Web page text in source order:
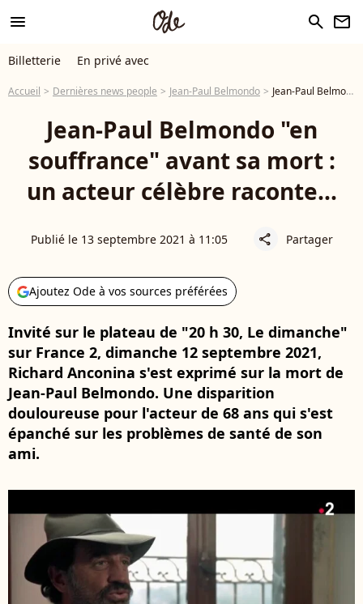
menu search newsletter
Billetterie En privé avec
Accueil Dernières news people Jean-Paul Belmondo Jean-Paul Belmondo "en souffrance" avant sa mort : un acteur célèbre raconte...
Jean-Paul Belmondo "en
souffrance" avant sa mort :
un acteur célèbre raconte...
Publié le 13 septembre 2021 à 11:05 share Partager
Ajoutez Ode à vos sources préférées
Invité sur le plateau de "20 h 30, Le dimanche"
sur France 2, dimanche 12 septembre 2021,
Richard Anconina s'est exprimé sur la mort de
Jean-Paul Belmondo. Une disparition
douloureuse pour l'acteur de 68 ans qui s'est
épanché sur les problèmes de santé de son
ami.